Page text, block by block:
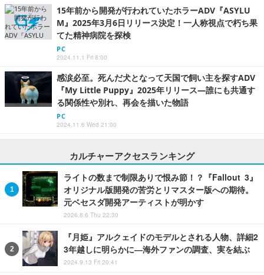
15年前から開発が行われていたホラーADV『ASYLU
M』2025年3月6日リリース決定！一人称視点で朽ち果
てた精神病院を探検
PC
2024.11.1 Fri 8:00
感涙必至。死んだ犬となって天国で飼い主を探すADV
『My Little Puppy』2025年リリース―誰にも共通す
る関係性や別れ、再会を描いた物語
PC
2024.11.6 Wed 21:00
カルチャーアクセスランキング
ライトの数まで制限ありで恨み節！？『Fallout 3』
オリジナル版開発の苦労とリマスター版への期待。
元ベセスダ開発アーティストが明かす
2026.8.6 Thu 22:30
『月姫』アルクェイドのモデルとされる人物、詳細2
3年越しに明らかに―海外ファンの調査、実を結ぶ
2024.9.13 Fri 20:41